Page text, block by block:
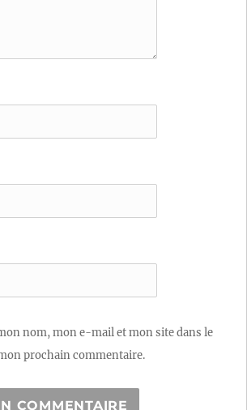
nom, mon e-mail et mon site dans le
prochain commentaire.